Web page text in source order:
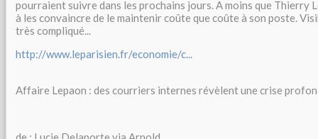
pourraient suivre dans les prochains jours. A moins que Thierry
à les convaincre de le maintenir coûte que coûte à son poste.
très compliqué...
http://www.leparisien.fr/economie/c...
Affaire Lepaon : des courriers internes révèlent une crise